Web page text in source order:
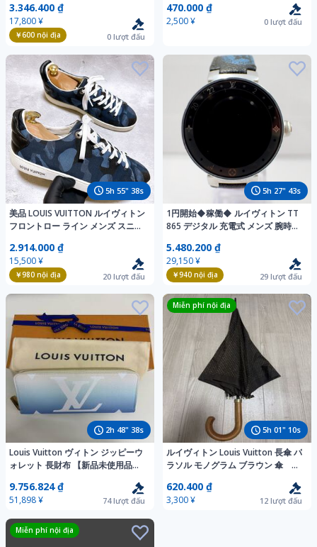
ィース/男女兼用/ヴィトンの正規品
3.346.400 ₫
17,800 ¥
￥600nội địa 0 lượt đấu
470.000 ₫
2,500 ¥ 0 lượt đấu
5h 55" 37s
美品 LOUIS VUITTON ルイヴィトン
フロントロー ライン メンズ スニー
2.914.000 ₫
15,500 ¥
￥980nội địa 20 lượt đấu
5h 27" 42s
1円開始◆稼働◆ ルイヴィトン TT
865 デジタル 充電式 メンズ 腕時計
5.480.200 ₫
29,150 ¥
￥940nội địa 29 lượt đấu
2h 48" 37s
Louis Vuitton ヴィトン ジッピーウ
ォレット 長財布 【新品未使用品】
ート！売り切り！
9.756.824 ₫
51,898 ¥ 74lượt đấu
5h 01" 09s
Miễn phí nội địa
ルイヴィトン Louis Vuitton 長傘 パ
ラソル モノグラム ブラウン 傘 送
620.400 ₫
3,300 ¥ 12 lượt đấu
Miễn phí nội địa